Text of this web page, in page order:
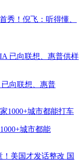
秀！倪飞：听得懂、
向联想、惠普
城市都能